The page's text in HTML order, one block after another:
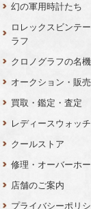
幻の軍用時計たち
ロレックスビンテ
ラフ
クロノグラフの名
オークション・販
買取・鑑定・査定
レディースウォッチ
クールストア
修理・オーバーホ
店舗のご案内
プライバシーポリ